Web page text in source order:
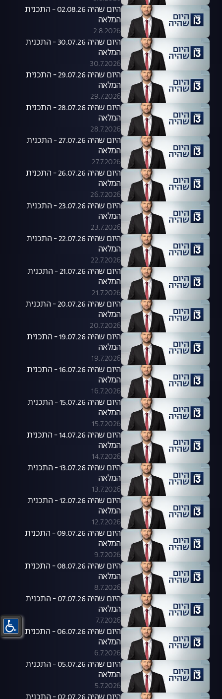
היום שהיה 02.08.26 - התכנית
המלאה
2.8.2026
היום שהיה 30.07.26 - התכנית
המלאה
30.7.2026
היום שהיה 29.07.26 - התכנית
המלאה
29.7.2026
היום שהיה 28.07.26 - התכנית
המלאה
28.7.2026
היום שהיה 27.07.26 - התכנית
המלאה
27.7.2026
היום שהיה 26.07.26 - התכנית
המלאה
26.7.2026
היום שהיה 23.07.26 - התכנית
המלאה
23.7.2026
היום שהיה 22.07.26 - התכנית
המלאה
22.7.2026
היום שהיה 21.07.26 - התכנית
המלאה
21.7.2026
היום שהיה 20.07.26 - התכנית
המלאה
20.7.2026
היום שהיה 19.07.26 - התכנית
המלאה
19.7.2026
היום שהיה 16.07.26 - התכנית
המלאה
16.7.2026
היום שהיה 15.07.26 - התכנית
המלאה
15.7.2026
היום שהיה 14.07.26 - התכנית
המלאה
14.7.2026
היום שהיה 13.07.26 - התכנית
המלאה
13.7.2026
היום שהיה 12.07.26 - התכנית
המלאה
12.7.2026
היום שהיה 09.07.26 - התכנית
המלאה
9.7.2026
היום שהיה 08.07.26 - התכנית
המלאה
8.7.2026
היום שהיה 07.07.26 - התכנית
המלאה
7.7.2026
היום שהיה 06.07.26 - התכנית
המלאה
6.7.2026
היום שהיה 05.07.26 - התכנית
המלאה
5.7.2026